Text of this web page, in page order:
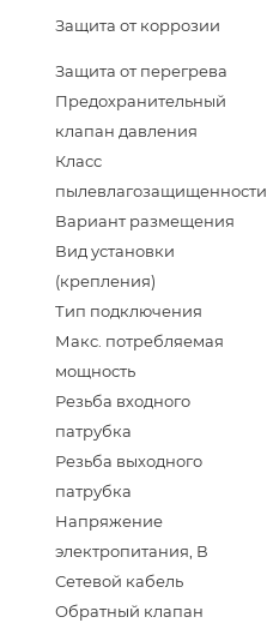
Защита от коррозии
Защита от перегрева
Предохранительный
клапан давления
Класс
пылевлагозащищенности
Вариант размещения
Вид установки
(крепления)
Тип подключения
Макс. потребляемая
мощность
Резьба входного
патрубка
Резьба выходного
патрубка
Напряжение
электропитания, В
Сетевой кабель
Обратный клапан